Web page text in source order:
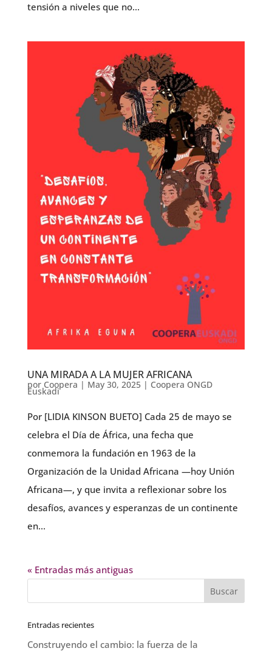
tensión a niveles que no...
UNA MIRADA A LA MUJER AFRICANA
por Coopera | May 30, 2025| Coopera ONGD
Euskadi
Por [LIDIA KINSON BUETO] Cada 25 de mayo se
celebra el Día de África, una fecha que
conmemora la fundación en 1963 de la
Organización de la Unidad Africana —hoy Unión
Africana—, y que invita a reflexionar sobre los
desafíos, avances y esperanzas de un continente
en...
« Entradas más antiguas
Entradas recientes
Construyendo el cambio: la fuerza de la